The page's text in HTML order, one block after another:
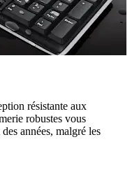
résistante aux
robustes vous
années, malgré les